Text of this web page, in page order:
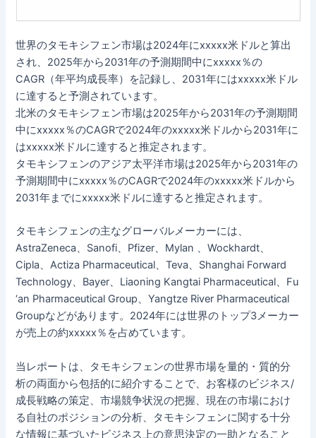
世界のタモキシフェン市場は2024年にxxxxx米ドルと算出
され、2025年から2031年の予測期間中にxxxxx％の
CAGR（年平均成長率）を記録し、2031年にはxxxxx米ドル
に達すると予測されています。
北米のタモキシフェン市場は2025年から2031年の予測期間
中にxxxxx％のCAGRで2024年のxxxxx米ドルから2031年に
はxxxxx米ドルに達すると推定されます。
タモキシフェンのアジア太平洋市場は2025年から2031年の
予測期間中にxxxxx％のCAGRで2024年のxxxxx米ドルから
2031年までにxxxxx米ドルに達すると推定されます。
タモキシフェンの主なグローバルメーカーには、
AstraZeneca、Sanofi、Pfizer、Mylan 、Wockhardt、
Cipla、Actiza Pharmaceutical、Teva、Shanghai Forward
Technology、Bayer、Liaoning Kangtai Pharmaceutical、Fu
‘an Pharmaceutical Group、Yangtze River Pharmaceutical
Groupなどがあります。2024年には世界のトップ3メーカー
が売上の約xxxxx％を占めています。
当レポートは、タモキシフェンの世界市場を量的・質的分
析の両面から包括的に紹介することで、お客様のビジネス/
成長戦略の策定、市場競争状況の把握、現在の市場におけ
る自社のポジションの分析、タモキシフェンに関する十分
な情報に基づいたビジネス上の意思決定の一助となること